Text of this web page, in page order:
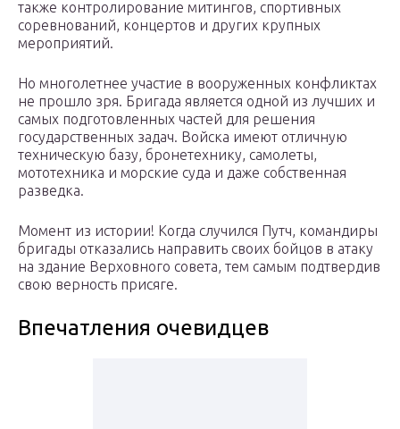
также контролирование митингов, спортивных
соревнований, концертов и других крупных
мероприятий.
Но многолетнее участие в вооруженных конфликтах
не прошло зря. Бригада является одной из лучших и
самых подготовленных частей для решения
государственных задач. Войска имеют отличную
техническую базу, бронетехнику, самолеты,
мототехника и морские суда и даже собственная
разведка.
Момент из истории! Когда случился Путч, командиры
бригады отказались направить своих бойцов в атаку
на здание Верховного совета, тем самым подтвердив
свою верность присяге.
Впечатления очевидцев